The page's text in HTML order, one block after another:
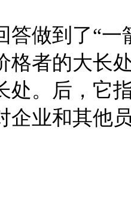
做到了“一
格者的大长
处。后，它
企业和其他